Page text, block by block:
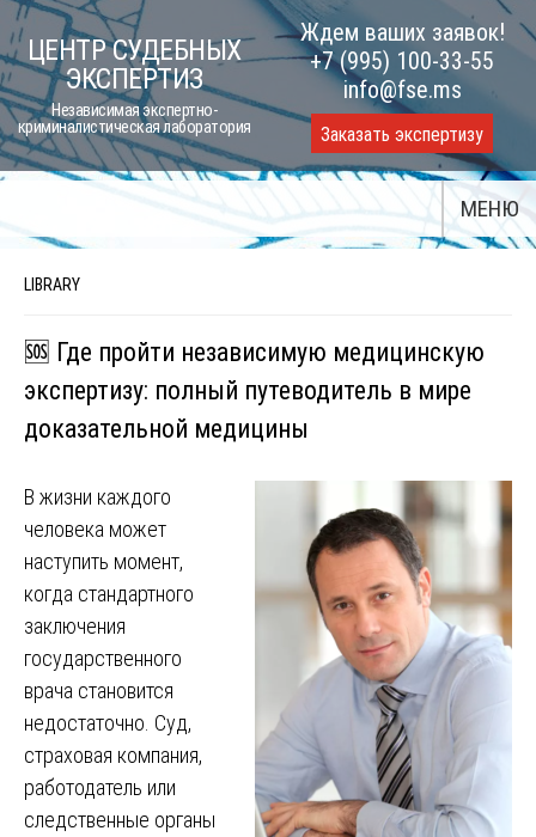
Skip
to
content
ЦЕНТР СУДЕБНЫХ
ЭКСПЕРТИЗ
Независимая экспертно-
криминалистическая лаборатория
Ждем ваших заявок!
+7 (995) 100-33-55
info@fse.ms
Заказать экспертизу
МЕНЮ
LIBRARY
🆘 Где пройти независимую медицинскую
экспертизу: полный путеводитель в мире
доказательной медицины
В жизни каждого
человека может
наступить момент,
когда стандартного
заключения
государственного
врача становится
недостаточно. Суд,
страховая компания,
работодатель или
следственные органы